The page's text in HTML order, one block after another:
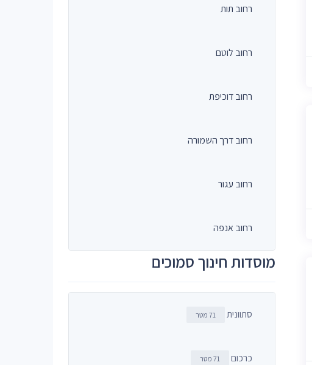
רחוב תות
רחוב לוטם
רחוב דוכיפת
רחוב דרך השמורה
רחוב עגור
רחוב אנפה
מוסדות חינוך סמוכים
סתוונית 71 מטר
כרכום 71 מטר